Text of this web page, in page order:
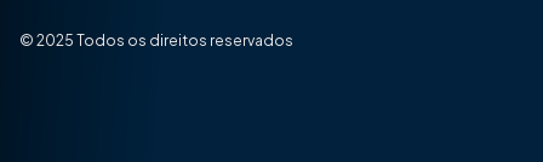
© 2025 Todos os direitos reservados